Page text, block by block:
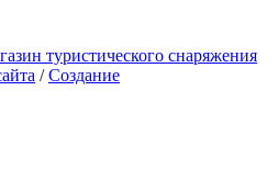
туристического снаряжения
/Создание